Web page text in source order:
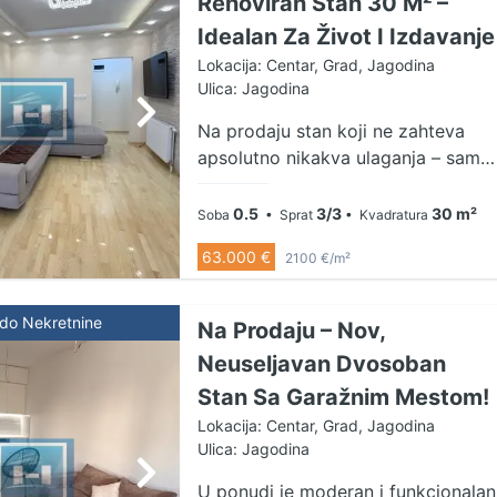
ovu izuzetnu ponudu. TEL.
064/831-2062
Idealan Za Život I Izdavanje
Lokacija: Centar, Grad, Jagodina
Ulica: Jagodina
Na prodaju stan koji ne zahteva
apsolutno nikakva ulaganja – samo
odmah počnete da uživate u
prostoru koji odiše stilom,
kvalitetom i modernim komforom.
renoviran od poda do plafona, sa
pažljivo biranim materijalima i
savremenim rešenjima koja ga
izdvajaju na tržištu. OPREMA I
KARAKTERISTIKE: Potpuna
adaptacija – novi podovi, zidovi i
Soba 0.5• Sprat 3/3• Kvadratura 30 m²
63.000 € 2100 €/m²
Nekretnine
Na Prodaju – Nov,
Neuseljavan Dvosoban
Stan Sa Garažnim Mestom!
Lokacija: Centar, Grad, Jagodina
Ulica: Jagodina
U ponudi je moderan i funkcionalan